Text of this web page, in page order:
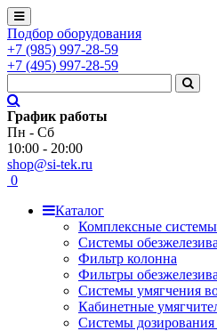
Подбор оборудования
+7 (985) 997-28-59
+7 (495) 997-28-59
График работы
Пн - Сб
10:00 - 20:00
shop@si-tek.ru
0
Каталог
Комплексные
Системы
Фильтр колонна
Фильтры
Системы умягчения
Кабинетные
Системы дозирования